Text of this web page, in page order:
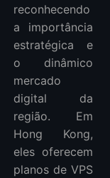
reconhecendo
a importância
estratégica e
o dinâmico
mercado
digital da
região. Em
Hong Kong,
eles oferecem
planos de VPS